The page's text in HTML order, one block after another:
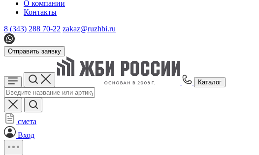
О компании
Контакты
8 (343) 288 70-22 zakaz@ruzhbi.ru
Отправить заявку
Каталог
смета
Вход